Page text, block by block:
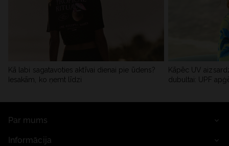
Kā labi sagatavoties aktīvai dienai pie ūdens?
Iesakām, ko ņemt līdzi
Kāpēc UV
dubultai: UPF
Par mums
Informācija